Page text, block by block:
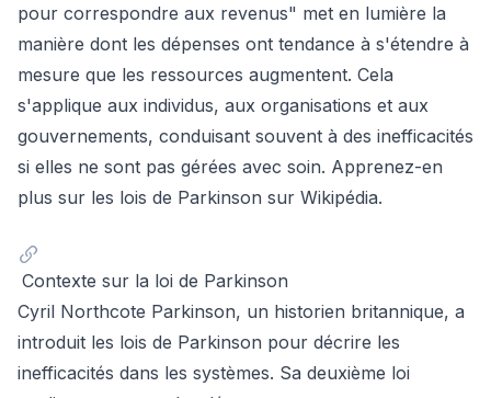
pour correspondre aux revenus" met en lumière la
manière dont les dépenses ont tendance à s'étendre à
mesure que les ressources augmentent. Cela
s'applique aux individus, aux organisations et aux
gouvernements, conduisant souvent à des inefficacités
si elles ne sont pas gérées avec soin. Apprenez-en
plus sur les lois de Parkinson sur Wikipédia.
Contexte sur la loi de Parkinson
Cyril Northcote Parkinson, un historien britannique, a
introduit les lois de Parkinson pour décrire les
inefficacités dans les systèmes. Sa deuxième loi